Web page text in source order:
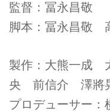
監督：冨永昌敬
脚本：冨永昌敬
製作：大熊一成
央 前信介 澤將
プロデューサー